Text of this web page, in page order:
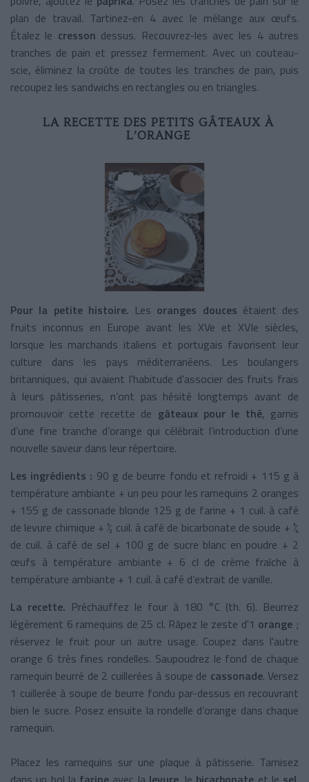
plan de travail. Tartinez-en 4 avec le mélange aux œufs.
Étalez le cresson dessus. Recouvrez-les avec les 4 autres
tranches de pain et pressez fermement. Avec un couteau-
scie, éliminez la croûte de toutes les tranches de pain, puis
recoupez les sandwichs en rectangles ou en triangles.
LA RECETTE DES PETITS GÂTEAUX À
L’ORANGE
Pour la petite histoire. Les oranges douces étaient des
fruits inconnus en Europe avant les XVe et XVIe siècles,
lorsque les marchands italiens et portugais favorisent leur
culture dans les pays méditerranéens. Les boulangers
britanniques, qui avaient l’habitude d’associer des fruits frais
à leurs pâtisseries, n’ont pas hésité longtemps avant de
promouvoir cette recette de gâteaux pour le thé, garnis
d’une fine tranche d’orange qui célébrait l’introduction d’une
nouvelle saveur dans leur répertoire.
Les ingrédients : 90 g de beurre fondu et refroidi + 115 g à
température ambiante + un peu pour les ramequins 2 oranges
+ 155 g de cassonade blonde 125 g de farine + 1 cuil. à café
de levure chimique + ½ cuil. à café de bicarbonate de soude + ¼
de cuil. à café de sel + 100 g de sucre blanc en poudre + 2
œufs à température ambiante + 6 cl de crème fraîche à
température ambiante + 1 cuil. à café d’extrait de vanille.
La recette. Préchauffez le four à 180 °C (th. 6). Beurrez
légèrement 6 ramequins de 25 cl. Râpez le zeste d'1 orange ;
réservez le fruit pour un autre usage. Coupez dans l'autre
orange 6 très fines rondelles. Saupoudrez le fond de chaque
ramequin beurré de 2 cuillerées à soupe de cassonade. Versez
1 cuillerée à soupe de beurre fondu par-dessus en recouvrant
bien le sucre. Posez ensuite la rondelle d’orange dans chaque
ramequin.
Placez les ramequins sur une plaque à pâtisserie. Tamisez